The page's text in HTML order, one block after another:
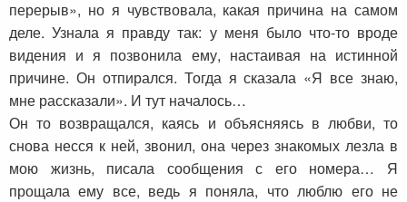
перерыв», но я чувствовала, какая причина на самом
деле. Узнала я правду так: у меня было что-то вроде
видения и я позвонила ему, настаивая на истинной
причине. Он отпирался. Тогда я сказала «Я все знаю,
мне рассказали». И тут началось…
Он то возвращался, каясь и объясняясь в любви, то
снова несся к ней, звонил, она через знакомых лезла в
мою жизнь, писала сообщения с его номера… Я
прощала ему все, ведь я поняла, что люблю его не